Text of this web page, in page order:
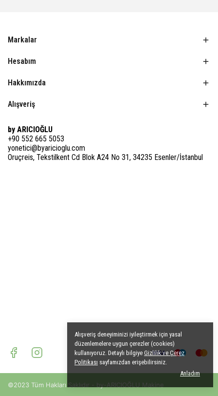
Alışveriş deneyiminizi iyileştirmek için yasal
düzenlemelere uygun çerezler (cookies)
kullanıyoruz. Detaylı bilgiye Gizlilik ve Çerez
Politikası sayfamızdan erişebilirsiniz.
Anladım
Markalar
Hesabım
Hakkımızda
Alışveriş
by ARICIOĞLU
+90 552 665 5053
yonetici@byaricioglu.com
Oruçreis, Tekstilkent Cd Blok A24 No 31, 34235 Esenler/İstanbul
©2023 Tüm Hakları Saklıdır - by-ARICIOĞLU Makine